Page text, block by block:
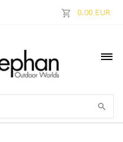
0,00 EUR